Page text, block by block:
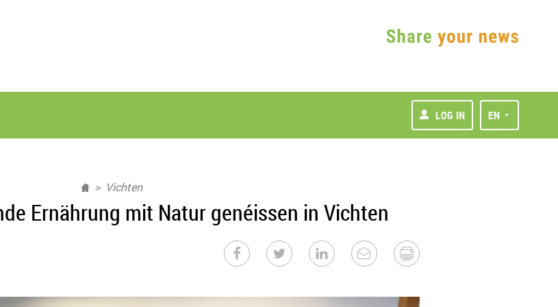
LOG IN EN
Vichten
Ernährung mit Natur genéissen in Vichten